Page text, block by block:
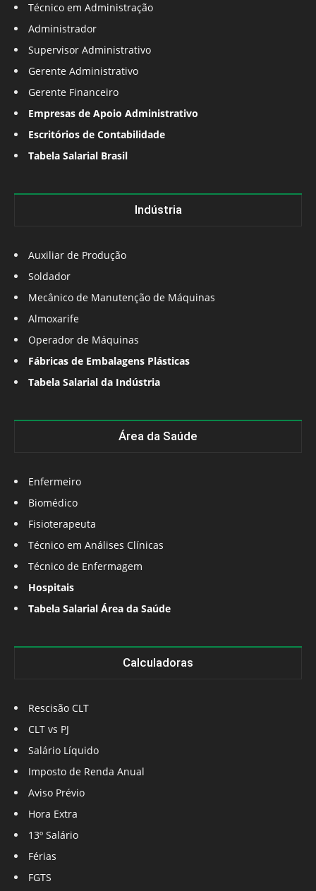
Técnico em Administração
Administrador
Supervisor Administrativo
Gerente Administrativo
Gerente Financeiro
Empresas de Apoio Administrativo
Escritórios de Contabilidade
Tabela Salarial Brasil
Indústria
Auxiliar de Produção
Soldador
Mecânico de Manutenção de Máquinas
Almoxarife
Operador de Máquinas
Fábricas de Embalagens Plásticas
Tabela Salarial da Indústria
Área da Saúde
Enfermeiro
Biomédico
Fisioterapeuta
Técnico em Análises Clínicas
Técnico de Enfermagem
Hospitais
Tabela Salarial Área da Saúde
Calculadoras
Rescisão CLT
CLT vs PJ
Salário Líquido
Imposto de Renda Anual
Aviso Prévio
Hora Extra
13º Salário
Férias
FGTS